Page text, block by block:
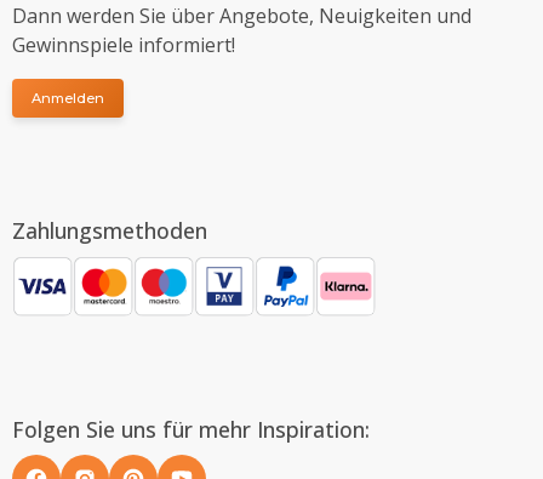
Dann werden Sie über Angebote, Neuigkeiten und
Gewinnspiele informiert!
Anmelden
Zahlungsmethoden
Folgen Sie uns für mehr Inspiration: